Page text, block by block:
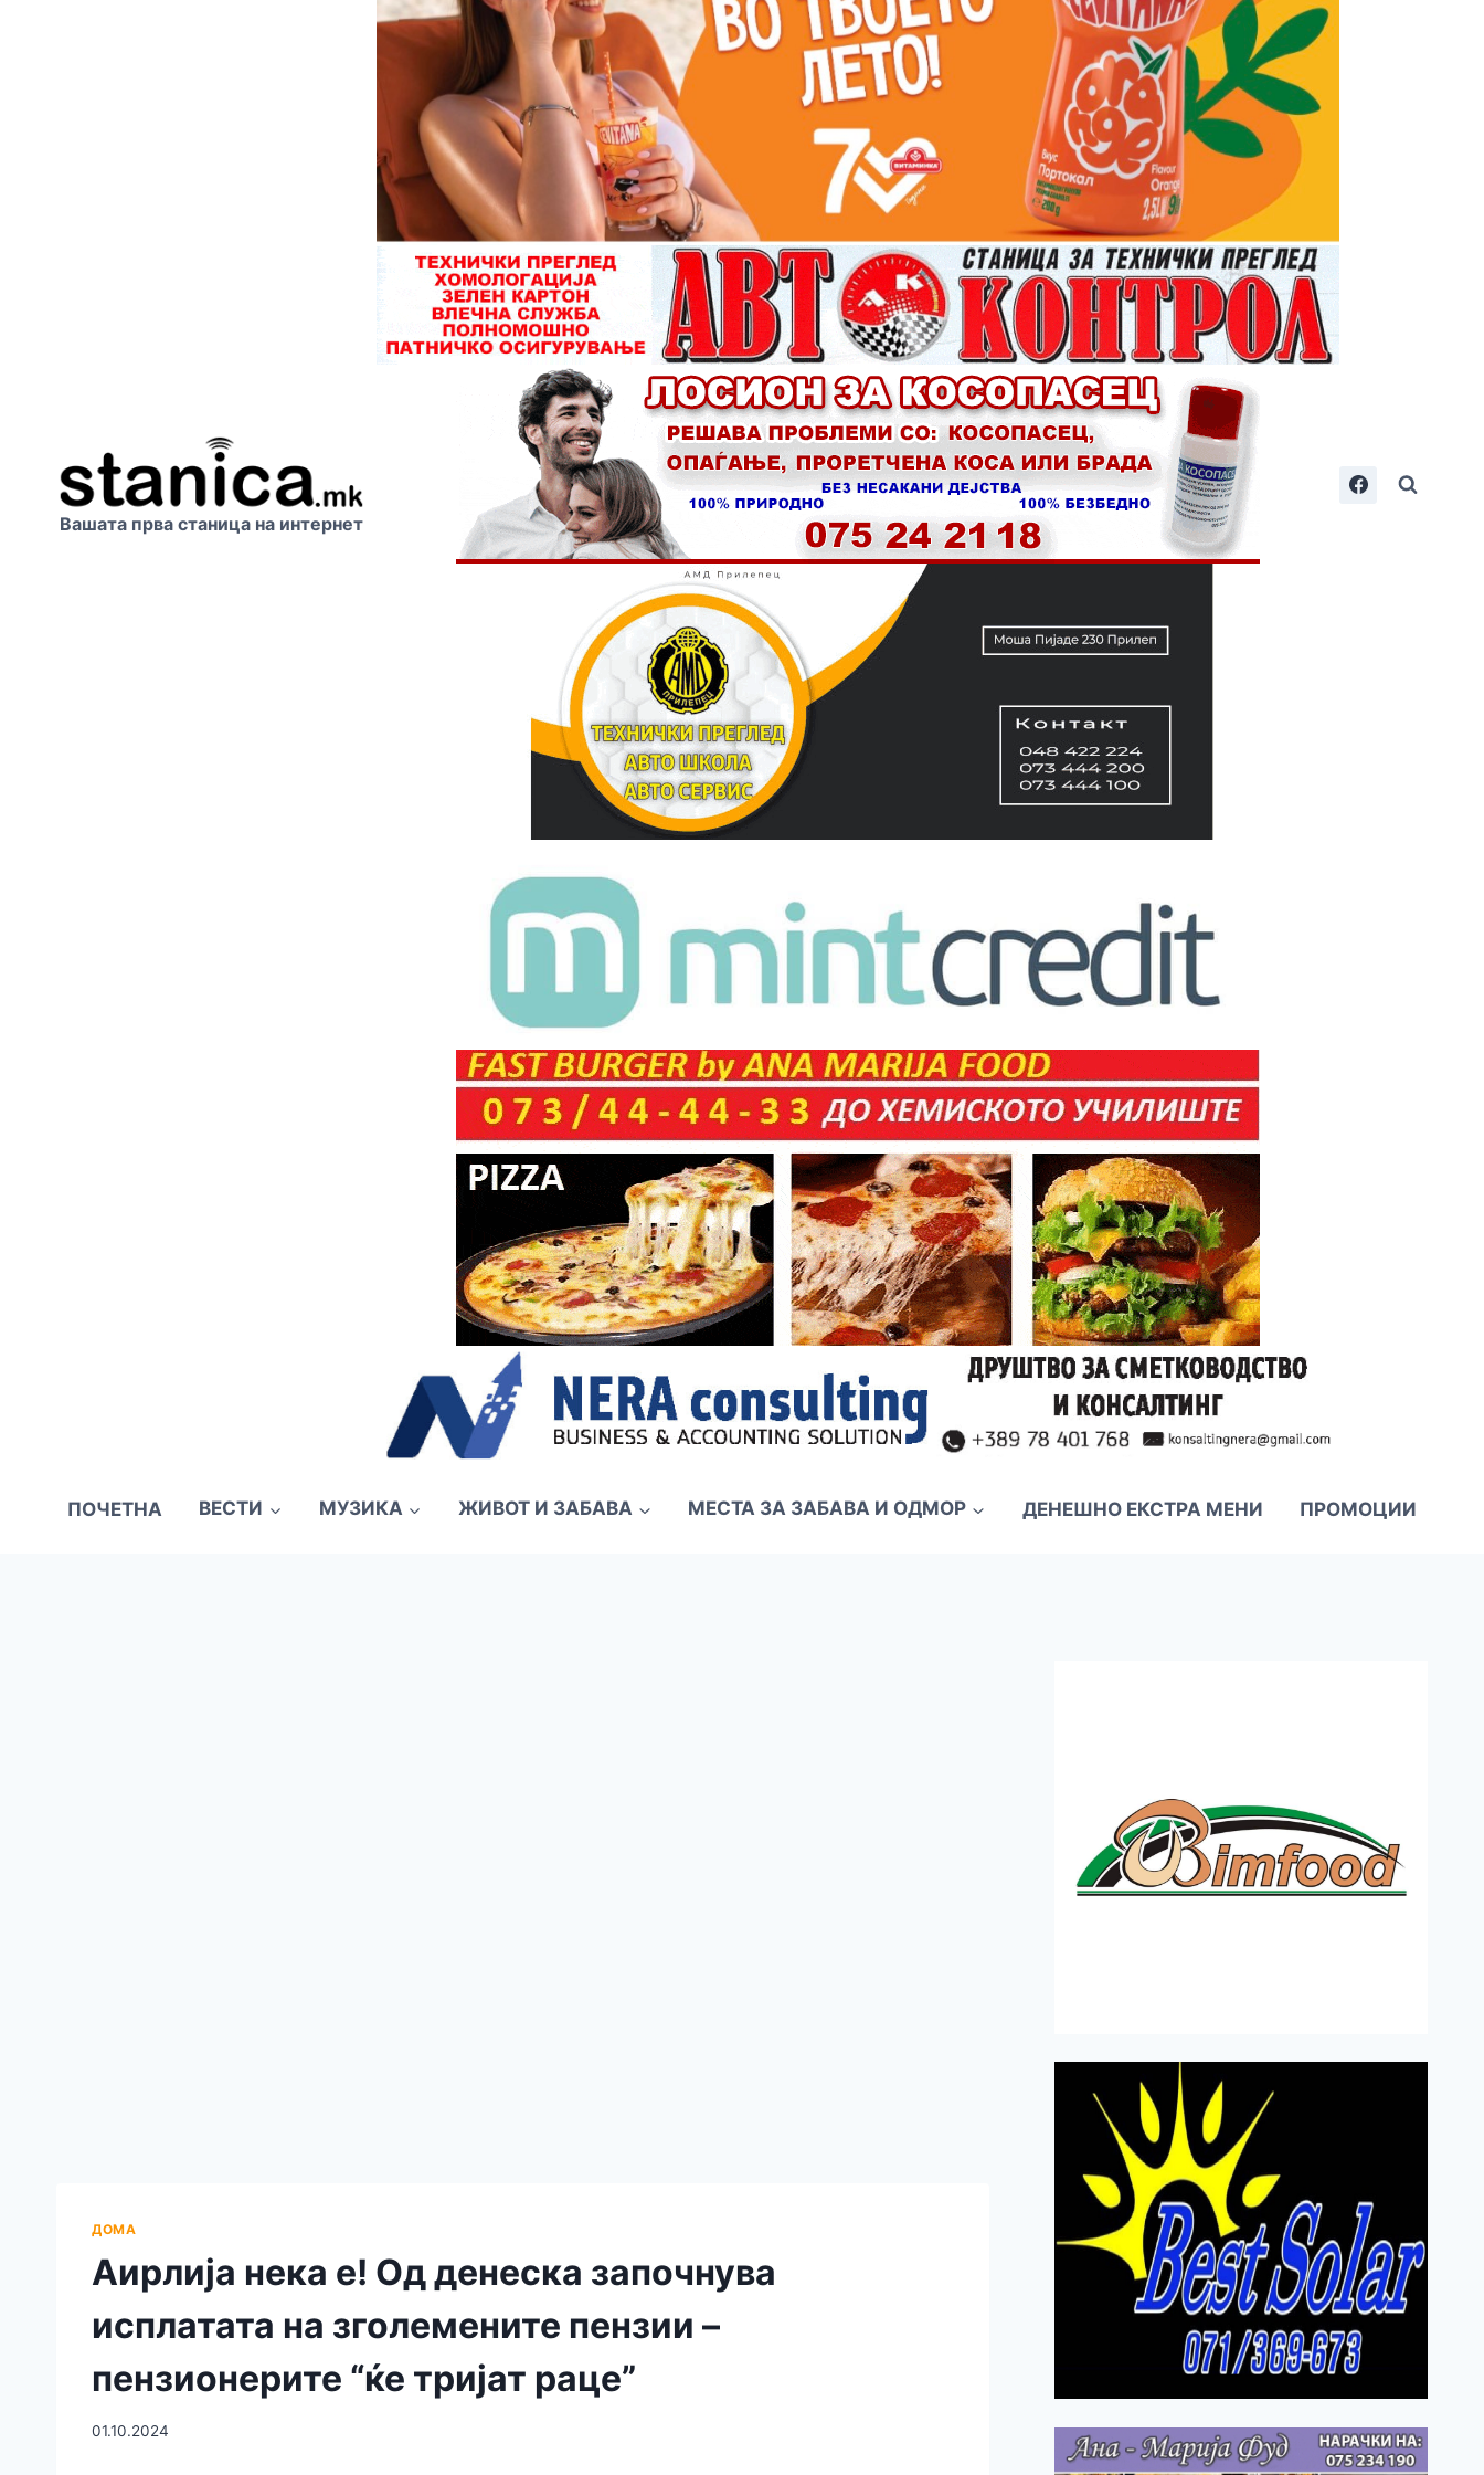
Вашата прва станица на интернет
ПОЧЕТНА ВЕСТИ МУЗИКА ЖИВОТ И ЗАБАВА МЕСТА ЗА ЗАБАВА И ОДМОР ДЕНЕШНО ЕКСТРА МЕНИ ПРОМОЦИИ
ДОМА
Аирлија нека е! Од денеска започнува
исплатата на зголемените пензии –
пензионерите “ќе тријат раце”
01.10.2024